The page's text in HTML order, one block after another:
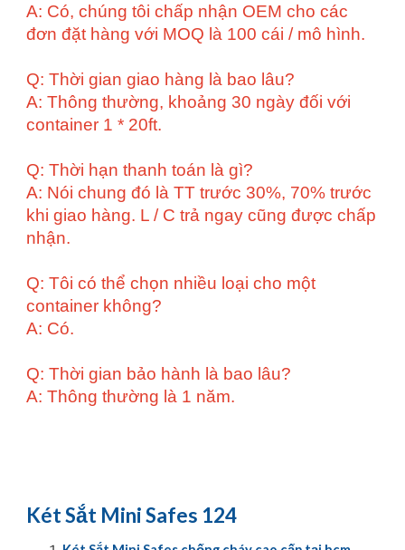
A: Có, chúng tôi chấp nhận OEM cho các
đơn đặt hàng với MOQ là 100 cái / mô hình.
Q: Thời gian giao hàng là bao lâu?
A: Thông thường, khoảng 30 ngày đối với
container 1 * 20ft.
Q: Thời hạn thanh toán là gì?
A: Nói chung đó là TT trước 30%, 70% trước
khi giao hàng. L / C trả ngay cũng được chấp
nhận.
Q: Tôi có thể chọn nhiều loại cho một
container không?
A: Có.
Q: Thời gian bảo hành là bao lâu?
A: Thông thường là 1 năm.
Két Sắt Mini Safes 124